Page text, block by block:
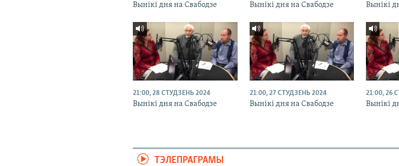
Вынікі дня на Свабодзе Вынікі дня на Свабодзе Вынікі
21:00, 28 СТУДЗЕНЬ 2024
Вынікі дня на Свабодзе
21:00, 27 СТУДЗЕНЬ 2024
Вынікі дня на Свабодзе
21:00, 26
Вынікі
ТЭЛЕПРАГРАМЫ